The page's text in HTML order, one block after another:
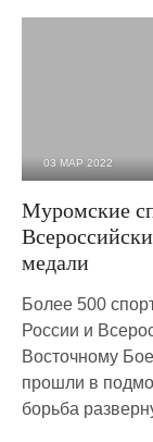
03 МАР 2022
Муромские
медали
Более 500
России и
Восточному
прошли в
борьба